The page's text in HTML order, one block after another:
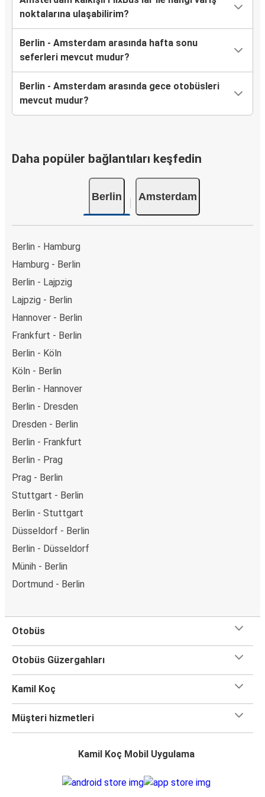
noktalarına ulaşabilirim?
Berlin - Amsterdam arasında hafta sonu
seferleri mevcut mudur?
Berlin - Amsterdam arasında gece otobüsleri
mevcut mudur?
Daha popüler bağlantıları keşfedin
Berlin Amsterdam
Berlin - Hamburg
Hamburg - Berlin
Berlin - Lajpzig
Lajpzig - Berlin
Hannover - Berlin
Frankfurt - Berlin
Berlin - Köln
Köln - Berlin
Berlin - Hannover
Berlin - Dresden
Dresden - Berlin
Berlin - Frankfurt
Berlin - Prag
Prag - Berlin
Stuttgart - Berlin
Berlin - Stuttgart
Düsseldorf - Berlin
Berlin - Düsseldorf
Münih - Berlin
Dortmund - Berlin
Otobüs
Otobüs Güzergahları
Kamil Koç
Müşteri hizmetleri
Kamil Koç Mobil Uygulama